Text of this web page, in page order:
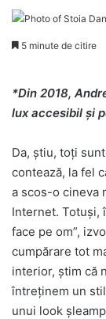
5 minute de citire
*Din 2018,
lux accesibil și
Da, știu, toți
contează, la fel
a scos-o cineva
Internet. Totuși,
face pe om”,
cumpărare tot
interior, știm că
întreținem un
unui look